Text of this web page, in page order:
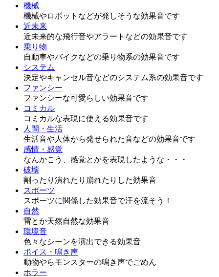
機械
機械やロボットなどが発しそうな効果音です
近未来
近未来的な飛行音やアラートなどの効果音です
乗り物
自動車やバイクなどの乗り物系の効果音です
システム
決定やキャンセル音などのシステム系の効果音です
ファンシー
ファンシーな可愛らしい効果音です
コミカル
コミカルな表現に使える効果音です
人間・生活
生活音や人体から発せられた音などの効果音です
感情・感覚
なんかこう、感覚とかを表現したような・・・
破壊
割ったり潰れたり崩れたりした効果音
スポーツ
スポーツに関係した効果音で汗を流そう！
自然
雷とか天然自然な効果音
環境音
色々なシーンを演出できる効果音
ボイス・鳴き声
動物やらモンスターの鳴き声でごめん
ホラー